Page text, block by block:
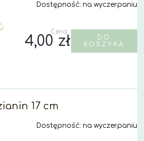
Dostępność: na wyczerpaniu
Cena:
4,00 zł
DO
KOSZYKA
17 cm
Dostępność: na wyczerpaniu